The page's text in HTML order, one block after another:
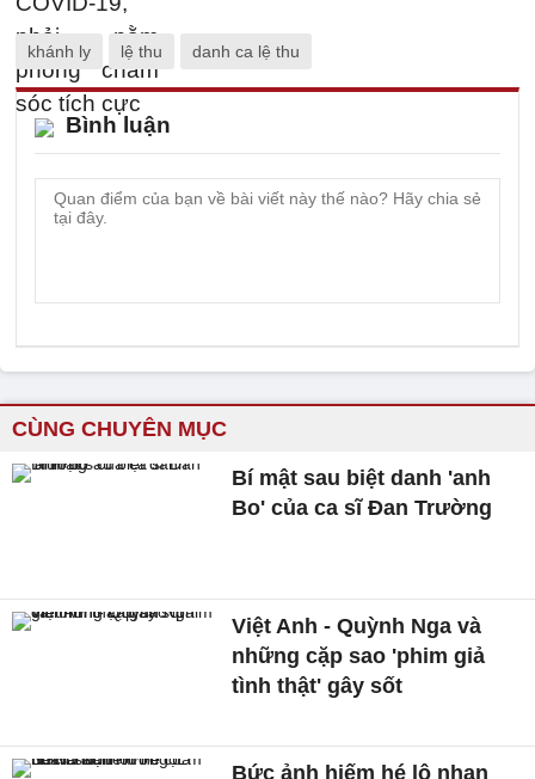
khánh ly lệ thu danh ca lệ thu
Bình luận
CÙNG CHUYÊN MỤC
Bí mật sau biệt danh 'anh
Bo' của ca sĩ Đan Trường
Việt Anh - Quỳnh Nga và
những cặp sao 'phim giả
tình thật' gây sốt
Bức ảnh hiếm hé lộ nhan